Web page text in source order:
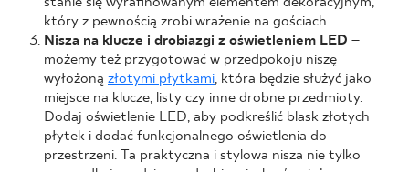
który z pewnością zrobi wrażenie na gościach.
Nisza na klucze i drobiazgi z oświetleniem LED –
możemy też przygotować w przedpokoju niszę
wyłożoną złotymi płytkami, która będzie służyć jako
miejsce na klucze, listy czy inne drobne przedmioty.
Dodaj oświetlenie LED, aby podkreślić blask złotych
płytek i dodać funkcjonalnego oświetlenia do
przestrzeni. Ta praktyczna i stylowa nisza nie tylko